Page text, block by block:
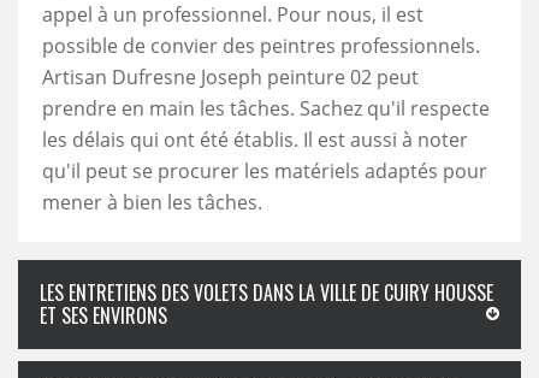
appel à un professionnel. Pour nous, il est
possible de convier des peintres professionnels.
Artisan Dufresne Joseph peinture 02 peut
prendre en main les tâches. Sachez qu'il respecte
les délais qui ont été établis. Il est aussi à noter
qu'il peut se procurer les matériels adaptés pour
mener à bien les tâches.
LES ENTRETIENS DES VOLETS DANS LA VILLE DE CUIRY HOUSSE
ET SES ENVIRONS